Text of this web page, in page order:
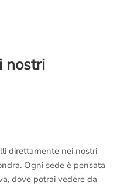
nostri
direttamente nei nostri
Ogni sede è pensata
dove potrai vedere da